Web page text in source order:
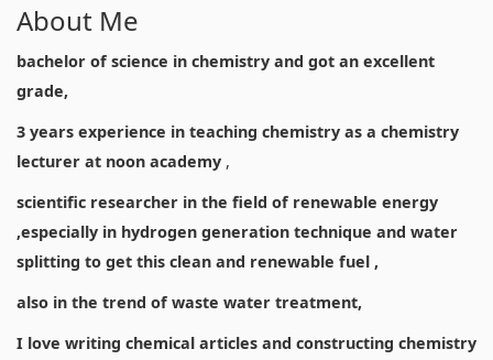
About Me
bachelor of science in chemistry and got an excellent
grade,
3 years experience in teaching chemistry as a chemistry
lecturer at noon academy ,
scientific researcher in the field of renewable energy
,especially in hydrogen generation technique and water
splitting to get this clean and renewable fuel ,
also in the trend of waste water treatment,
I love writing chemical articles and constructing chemistry